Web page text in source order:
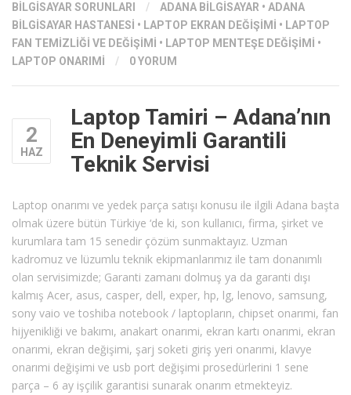
BILGISAYAR SORUNLARI
/ ADANA BILGISAYAR • ADANA
BILGISAYAR HASTANESI • LAPTOP EKRAN DEĞIŞIMI • LAPTOP
FAN TEMIZLIĞI VE DEĞIŞIMI • LAPTOP MENTEŞE DEĞIŞIMI •
LAPTOP ONARIMI
/ 0 YORUM
2
HAZ
Laptop Tamiri – Adana’nın
En Deneyimli Garantili
Teknik Servisi
Laptop onarımı ve yedek parça satışı konusu ile ilgili Adana başta
olmak üzere bütün Türkiye ‘de ki, son kullanıcı, firma, şirket ve
kurumlara tam 15 senedir çözüm sunmaktayız. Uzman
kadromuz ve lüzumlu teknik ekipmanlarımız ile tam donanımlı
olan servisimizde; Garanti zamanı dolmuş ya da garanti dışı
kalmış Acer, asus, casper, dell, exper, hp, lg, lenovo, samsung,
sony vaio ve toshiba notebook / laptopların, chipset onarımi, fan
hijyenikliği ve bakımı, anakart onarımi, ekran kartı onarımi, ekran
onarımi, ekran değişimi, şarj soketi giriş yeri onarımi, klavye
onarımi değişimi ve usb port değişimi prosedürlerini 1 sene
parça – 6 ay işçilik garantisi sunarak onarım etmekteyiz.